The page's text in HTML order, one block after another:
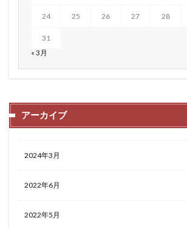
24 25 26 27 28
31
« 3月
アーカイブ
2024年3月
2022年6月
2022年5月